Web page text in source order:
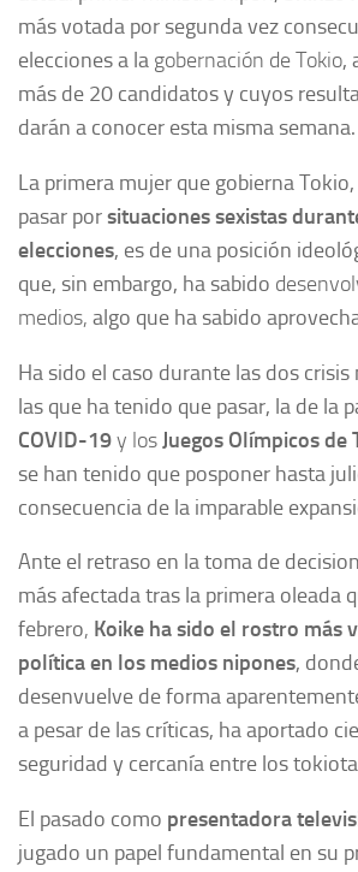
más votada por segunda vez
elecciones a la gobernación de Tokio,
más de 20 candidatos y cuyos
darán a conocer esta misma semana.
La primera mujer que gobierna
pasar porsituaciones sexistas
elecciones, es de una posición
que, sin embargo, ha sabido
medios, algo que ha sabido
Ha sido el caso durante las dos
las que ha tenido que pasar, la de la
COVID-19y los Juegos Olímpicos de
se han tenido que posponer hasta
consecuencia de la imparable
Ante el retraso en la toma de
más afectada tras la primera oleada
febrero, Koike ha sido el rostro más
política en los medios nipones,
desenvuelve de forma
a pesar de las críticas, ha aportado
seguridad y cercanía entre los
El pasado como presentadora
jugado un papel fundamental en su